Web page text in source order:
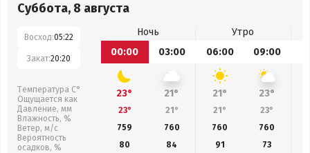
Суббота, 8 августа
Восход:05:22
Закат:20:20
Температура С°
Ощущается как
Давление, мм
Влажность, %
Ветер, м/с
Вероятность
осадков, %
Ночь
Утро
00:00
03:00 06:00 09:00
23° 21° 21° 23°
23° 21° 21° 23°
759
760 760 760
80
84 91 73